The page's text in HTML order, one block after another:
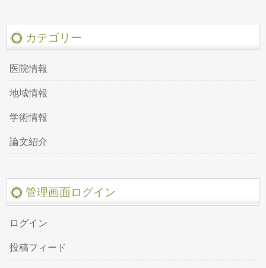
カテゴリー
医院情報
地域情報
学術情報
論文紹介
管理画面ログイン
ログイン
投稿フィード